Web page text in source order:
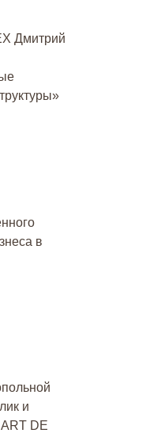
Дмитрий
в
и
DE